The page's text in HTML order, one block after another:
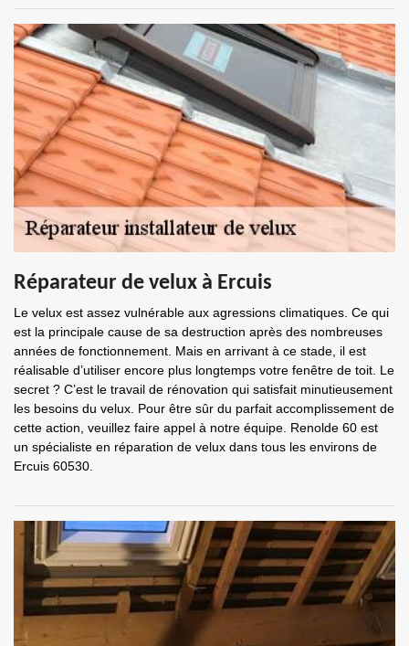
Réparateur de velux à Ercuis
Le velux est assez vulnérable aux agressions climatiques. Ce qui
est la principale cause de sa destruction après des nombreuses
années de fonctionnement. Mais en arrivant à ce stade, il est
réalisable d’utiliser encore plus longtemps votre fenêtre de toit. Le
secret ? C’est le travail de rénovation qui satisfait minutieusement
les besoins du velux. Pour être sûr du parfait accomplissement de
cette action, veuillez faire appel à notre équipe. Renolde 60 est
un spécialiste en réparation de velux dans tous les environs de
Ercuis 60530.